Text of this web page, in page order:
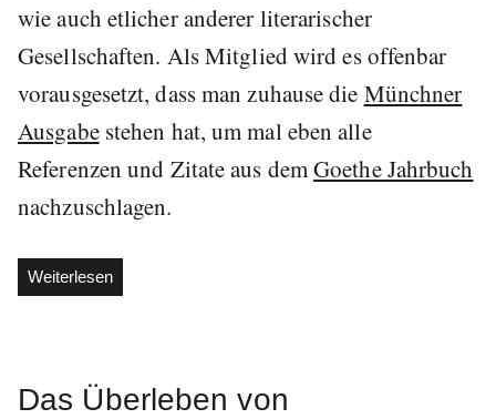
wie auch etlicher anderer literarischer
Gesellschaften. Als Mitglied wird es offenbar
vorausgesetzt, dass man zuhause die Münchner
Ausgabestehen hat, um mal eben alle
Referenzen und Zitate aus demGoethe Jahrbuch
nachzuschlagen.
Weiterlesen„Nicht
jede
die
Das Überleben von